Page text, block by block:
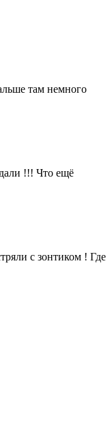
там немного
!!! Что ещё
с зонтиком ! Где